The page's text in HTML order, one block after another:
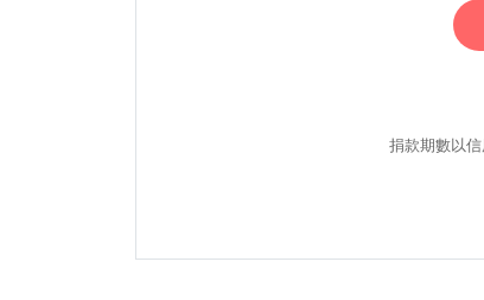
捐款期數以